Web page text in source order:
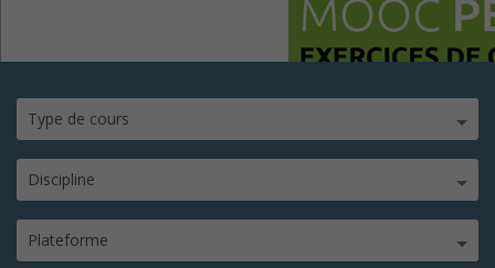
Type de cours
Discipline
Plateforme